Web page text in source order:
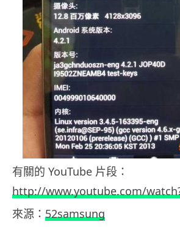
有關的 YouTube 片段：
http://www.youtube.com/
來源： 52samsung